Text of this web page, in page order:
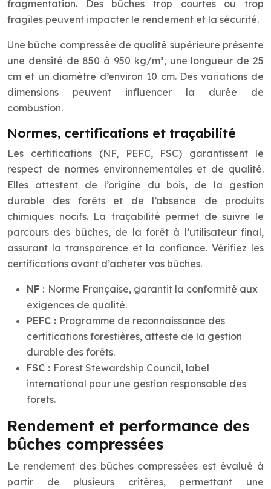
fragmentation. Des bûches trop courtes ou trop
fragiles peuvent impacter le rendement et la sécurité.
Une bûche compressée de qualité supérieure présente
une densité de 850 à 950 kg/m³, une longueur de 25
cm et un diamètre d’environ 10 cm. Des variations de
dimensions peuvent influencer la durée de
combustion.
Normes, certifications et traçabilité
Les certifications (NF, PEFC, FSC) garantissent le
respect de normes environnementales et de qualité.
Elles attestent de l’origine du bois, de la gestion
durable des forêts et de l’absence de produits
chimiques nocifs. La traçabilité permet de suivre le
parcours des bûches, de la forêt à l’utilisateur final,
assurant la transparence et la confiance. Vérifiez les
certifications avant d’acheter vos bûches.
NF : Norme Française, garantit la conformité aux
exigences de qualité.
PEFC : Programme de reconnaissance des
certifications forestières, atteste de la gestion
durable des forêts.
FSC : Forest Stewardship Council, label
international pour une gestion responsable des
forêts.
Rendement et performance des
bûches compressées
Le rendement des bûches compressées est évalué à
partir de plusieurs critères, permettant une